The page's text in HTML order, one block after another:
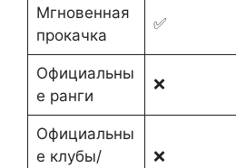
Мгновенная
прокачка
✅
Официальны
е ранги
❌
Официальны
е клубы/
❌